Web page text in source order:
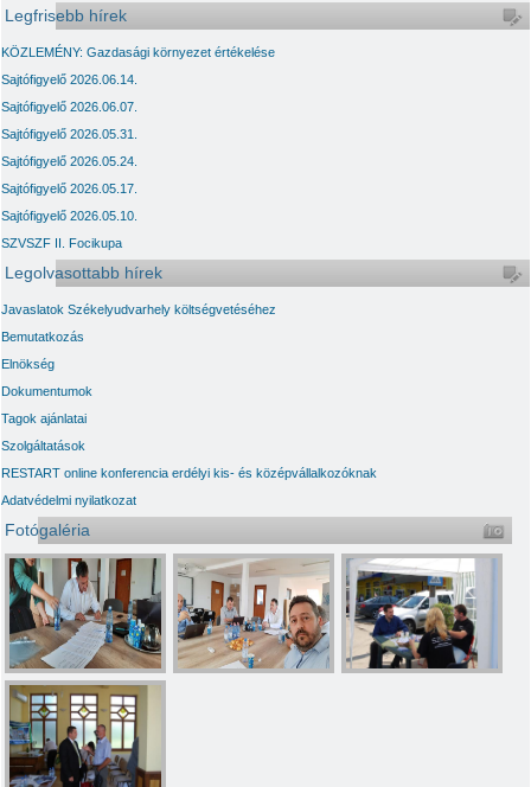
Legfrisebb hírek
KÖZLEMÉNY: Gazdasági környezet értékelése
Sajtófigyelő 2026.06.14.
Sajtófigyelő 2026.06.07.
Sajtófigyelő 2026.05.31.
Sajtófigyelő 2026.05.24.
Sajtófigyelő 2026.05.17.
Sajtófigyelő 2026.05.10.
SZVSZF II. Focikupa
Legolvasottabb hírek
Javaslatok Székelyudvarhely költségvetéséhez
Bemutatkozás
Elnökség
Dokumentumok
Tagok ajánlatai
Szolgáltatások
RESTART online konferencia erdélyi kis- és középvállalkozóknak
Adatvédelmi nyilatkozat
Fotógaléria